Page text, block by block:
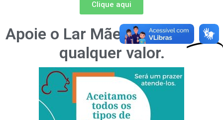
Clique aqui
Apoie o Lar Mãe Mariana, Doe
qualquer valor.